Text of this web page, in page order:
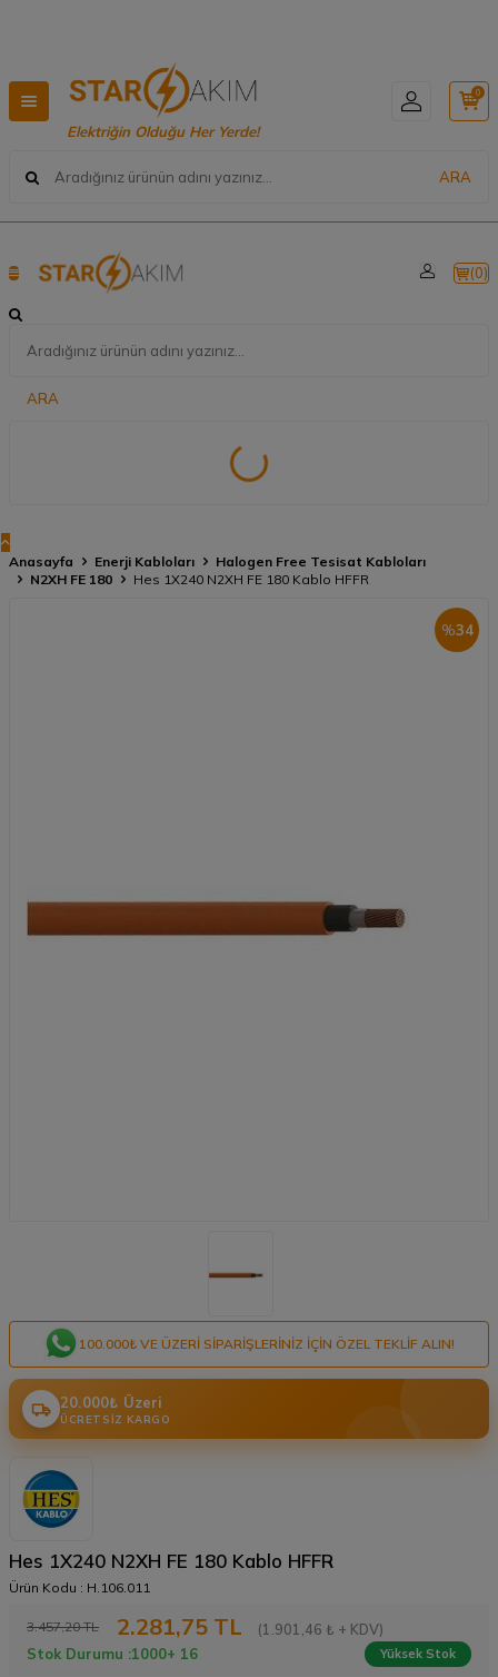
Elektriğin Olduğu Her Yerde!
ARA
0
ARA
(0)
Anasayfa Enerji Kabloları
Halogen Free Tesisat Kabloları
N2XH FE 180
Hes 1X240 N2XH FE 180 Kablo HFFR
%34
100.000₺ VE ÜZERI SIPARIŞLERINIZ IÇIN ÖZEL TEKLIF ALIN!
20.000₺ Üzeri
ÜCRETSIZ KARGO
Hes 1X240 N2XH FE 180 Kablo HFFR
Ürün Kodu : H.106.011
3.457,20TL 2.281,75 TL
(1.901,46 ₺ + KDV)
Stok Durumu :1000+ 16 Yüksek Stok